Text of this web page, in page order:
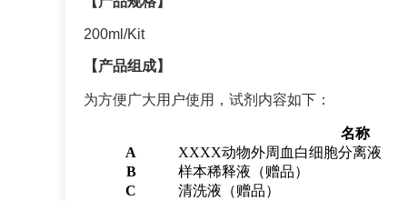
200ml/Kit
【产品组成】
为方便广大用户使用，试剂内容如下：
名称
A
XXXX动物外周血白细胞分离液
B
样本稀释液（赠品）
C
清洗液（赠品）